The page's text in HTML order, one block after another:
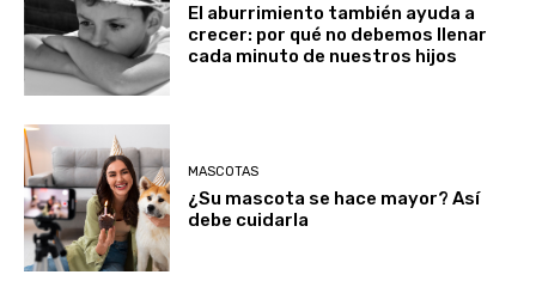
El aburrimiento también ayuda a
crecer: por qué no debemos llenar
cada minuto de nuestros hijos
MASCOTAS
¿Su mascota se hace mayor? Así
debe cuidarla